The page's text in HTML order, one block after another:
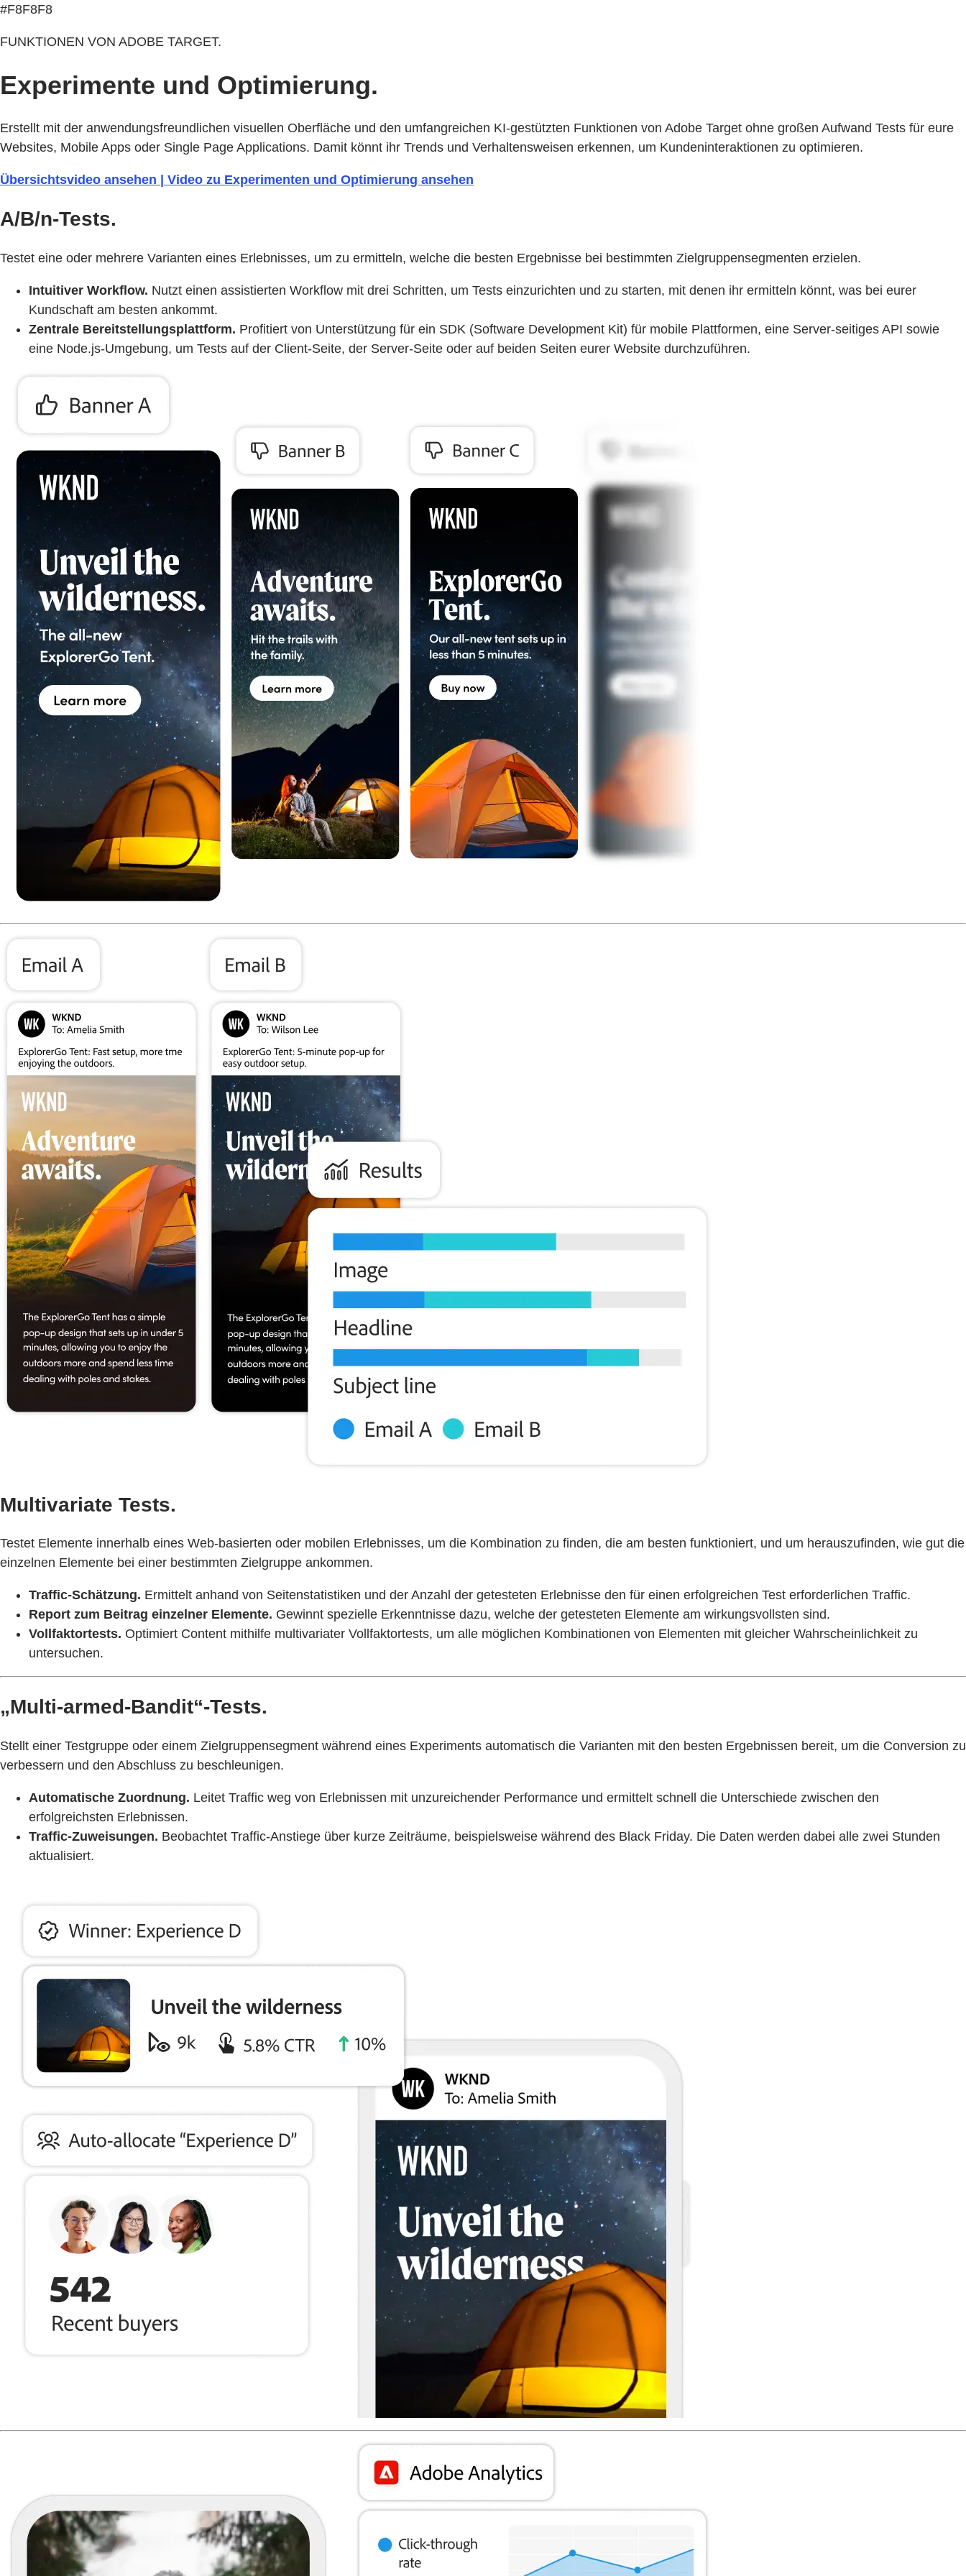
#F8F8F8
FUNKTIONEN VON ADOBE TARGET.
Experimente und Optimierung.
Erstellt mit der anwendungsfreundlichen visuellen Oberfläche und den umfangreichen KI-gestützten Funktionen von Adobe Target ohne großen Aufwand Tests für eure
Websites, Mobile Apps oder Single Page Applications. Damit könnt ihr Trends und Verhaltensweisen erkennen, um Kundeninteraktionen zu optimieren.
Übersichtsvideo ansehen | Video zu Experimenten und Optimierung ansehen
A/B/n-Tests.
Testet eine oder mehrere Varianten eines Erlebnisses, um zu ermitteln, welche die besten Ergebnisse bei bestimmten Zielgruppensegmenten erzielen.
Intuitiver Workflow. Nutzt einen assistierten Workflow mit drei Schritten, um Tests einzurichten und zu starten, mit denen ihr ermitteln könnt, was bei eurer
Kundschaft am besten ankommt.
Zentrale Bereitstellungsplattform. Profitiert von Unterstützung für ein SDK (Software Development Kit) für mobile Plattformen, eine Server-seitiges API sowie
eine Node.js-Umgebung, um Tests auf der Client-Seite, der Server-Seite oder auf beiden Seiten eurer Website durchzuführen.
Multivariate Tests.
Testet Elemente innerhalb eines Web-basierten oder mobilen Erlebnisses, um die Kombination zu finden, die am besten funktioniert, und um herauszufinden, wie gut die
einzelnen Elemente bei einer bestimmten Zielgruppe ankommen.
Traffic-Schätzung. Ermittelt anhand von Seitenstatistiken und der Anzahl der getesteten Erlebnisse den für einen erfolgreichen Test erforderlichen Traffic.
Report zum Beitrag einzelner Elemente. Gewinnt spezielle Erkenntnisse dazu, welche der getesteten Elemente am wirkungsvollsten sind.
Vollfaktortests. Optimiert Content mithilfe multivariater Vollfaktortests, um alle möglichen Kombinationen von Elementen mit gleicher Wahrscheinlichkeit zu
untersuchen.
„Multi-armed-Bandit“-Tests.
Stellt einer Testgruppe oder einem Zielgruppensegment während eines Experiments automatisch die Varianten mit den besten Ergebnissen bereit, um die Conversion zu
verbessern und den Abschluss zu beschleunigen.
Automatische Zuordnung. Leitet Traffic weg von Erlebnissen mit unzureichender Performance und ermittelt schnell die Unterschiede zwischen den
erfolgreichsten Erlebnissen.
Traffic-Zuweisungen. Beobachtet Traffic-Anstiege über kurze Zeiträume, beispielsweise während des Black Friday. Die Daten werden dabei alle zwei Stunden
aktualisiert.